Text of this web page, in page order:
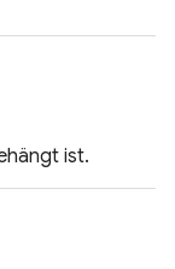
ist.